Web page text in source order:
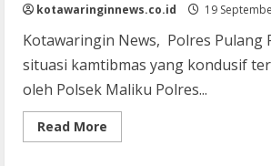
kotawaringinnews.co.id 19
Kotawaringin News, Polres Pulang
situasi kamtibmas yang kondusif
oleh Polsek Maliku Polres...
Read More
more